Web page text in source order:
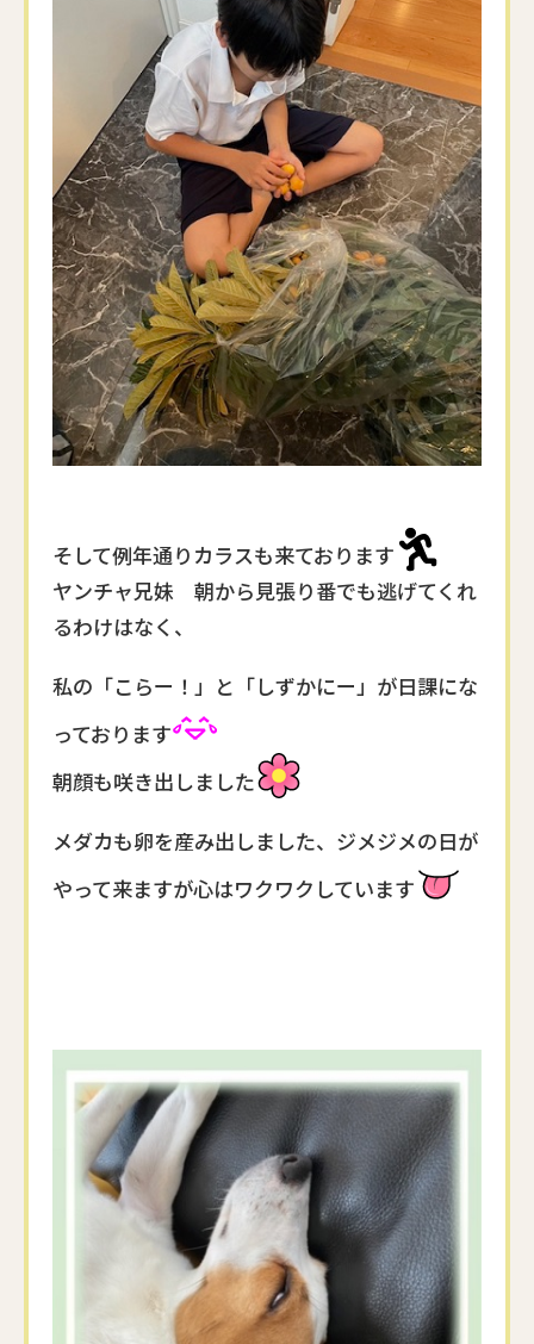
そして例年通りカラスも来ております
ヤンチャ兄妹 朝から見張り番でも逃げてくれ
るわけはなく、
私の「こらー！」と「しずかにー」が日課にな
っております
朝顔も咲き出しました
メダカも卵を産み出しました、ジメジメの日が
やって来ますが心はワクワクしています